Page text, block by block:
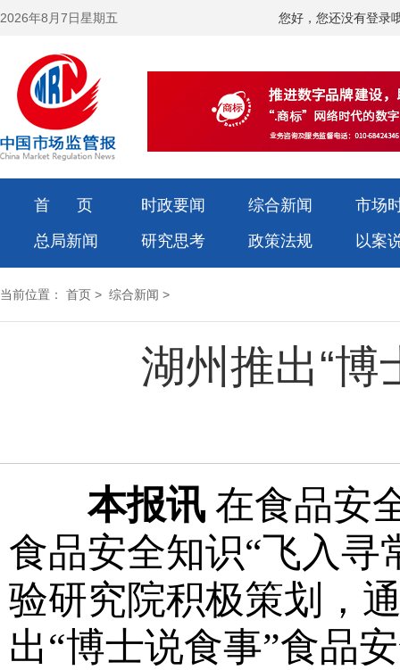
2026年8月7日星期五 您好，您还没有登录
首 页 时政要闻 综合新闻
市场
总局新闻
研究思考 政策法规 以案
当前位置： 首页 > 综合新闻 >
湖州推出“博
本报讯 在食品安
食品安全知识“飞入寻
验研究院积极策划，
出“博士说食事”食品